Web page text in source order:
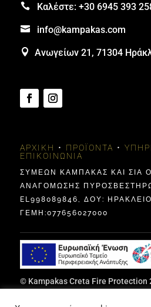
 Καλέστε: +30 6945 393
 info@kampakas.com
 Ανωγείων 21, 71304
ΑΡΧΙΚΉ • ΠΡΟΪΌΝΤΑ •
ΕΠΙΚΟΙΝΩΝΊΑ
ΣΥΜΕΩΝ ΚΑΜΠΑΚΑΣ ΚΑΙ ΣΙΑ
ΑΝΑΓΟΜΩΣΗΣ
EL998089846, ΔΟΥ:
ΓΕΜΗ:077656027000
© Kampakas Creta Fire Protection